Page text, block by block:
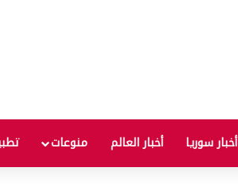
أخبار سوريا أخبار العالم منوعات